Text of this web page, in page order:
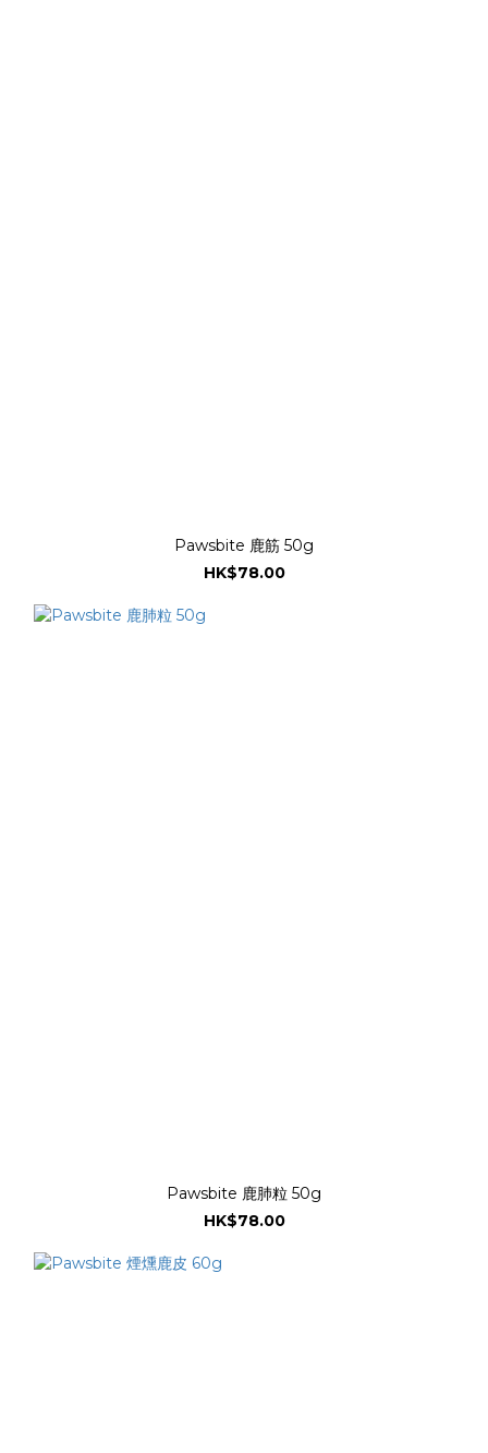
Pawsbite 鹿筋 50g
HK$78.00
Pawsbite 鹿肺粒 50g
HK$78.00